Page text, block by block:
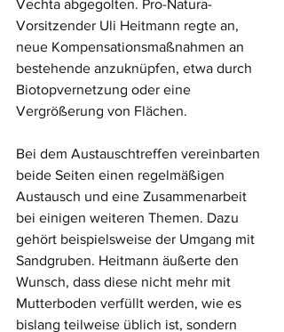
Vechta abgegolten. Pro-Natura-
Vorsitzender Uli Heitmann regte an,
neue Kompensationsmaßnahmen an
bestehende anzuknüpfen, etwa durch
Biotopvernetzung oder eine
Vergrößerung von Flächen.
Bei dem Austauschtreffen vereinbarten
beide Seiten einen regelmäßigen
Austausch und eine Zusammenarbeit
bei einigen weiteren Themen. Dazu
gehört beispielsweise der Umgang mit
Sandgruben. Heitmann äußerte den
Wunsch, dass diese nicht mehr mit
Mutterboden verfüllt werden, wie es
bislang teilweise üblich ist, sondern